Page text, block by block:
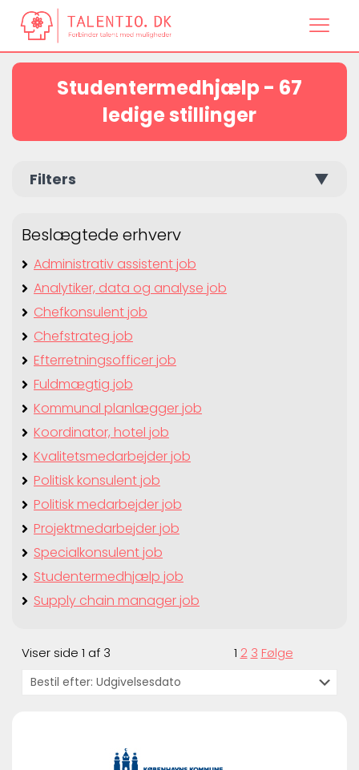
Studentermedhjælp - 67
ledige stillinger
Filters ▼
Beslægtede erhverv
Administrativ assistent job
Analytiker, data og analyse job
Chefkonsulent job
Chefstrateg job
Efterretningsofficer job
Fuldmægtig job
Kommunal planlægger job
Koordinator, hotel job
Kvalitetsmedarbejder job
Politisk konsulent job
Politisk medarbejder job
Projektmedarbejder job
Specialkonsulent job
Studentermedhjælp job
Supply chain manager job
Viser side 1 af 3 1 2 3 Følge